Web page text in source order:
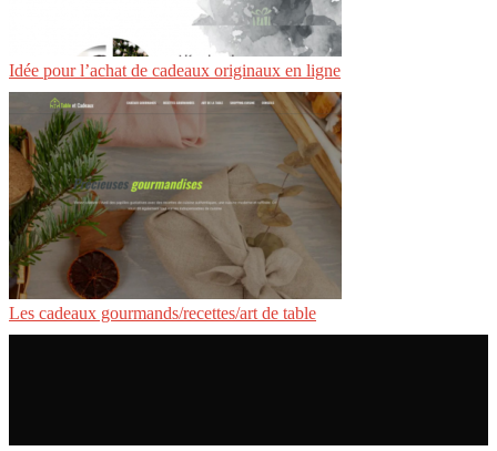
Idée pour l’achat de cadeaux originaux en ligne
Les cadeaux gourmands/recettes/art de table